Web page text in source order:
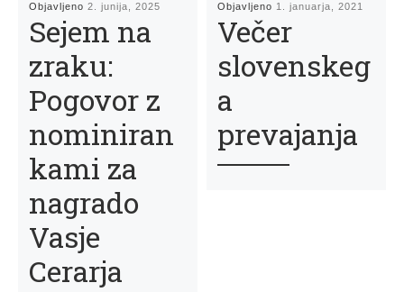
Objavljeno2. junija, 2025
Sejem na
zraku:
Pogovor z
nominiran
kami za
nagrado
Vasje
Cerarja
Objavljeno 1. januarja, 2021
Večer
slovenskeg
a
prevajanja